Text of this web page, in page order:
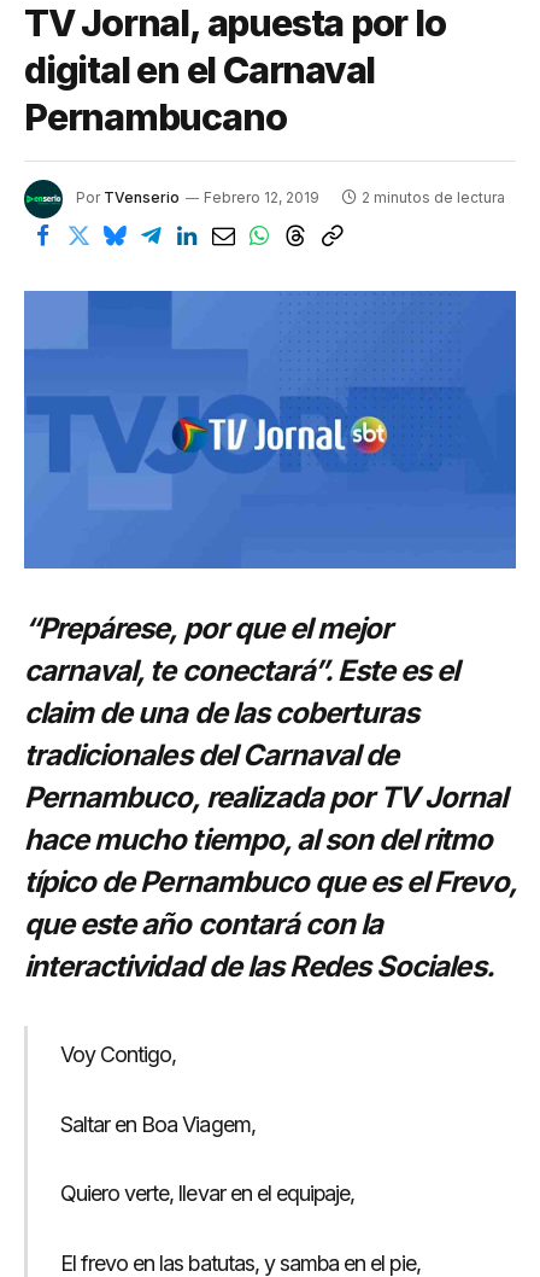
TV Jornal, apuesta por lo
digital en el Carnaval
Pernambucano
Por TVenserio Febrero 12, 2019 2 minutos de lectura
“Prepárese, por que el mejor
carnaval, te conectará”. Este es el
claim de una de las coberturas
tradicionales del Carnaval de
Pernambuco, realizada por TV Jornal
hace mucho tiempo, al son del ritmo
típico de Pernambuco que es el Frevo,
que este año contará con la
interactividad de las Redes Sociales.
Voy Contigo,
Saltar en Boa Viagem,
Quiero verte, llevar en el equipaje,
El frevo en las batutas, y samba en el pie,